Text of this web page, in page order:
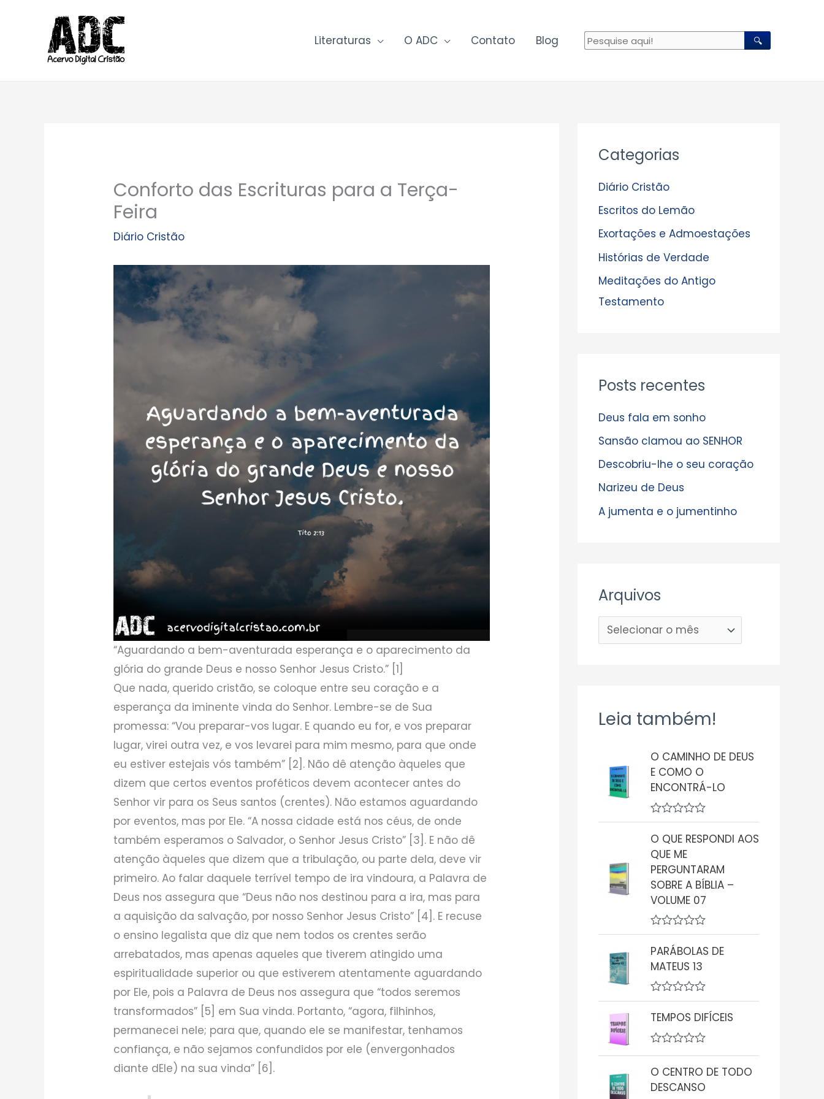
conteúdo
Literaturas O ADC Contato Blog 🔍
Conforto das Escrituras para a Terça-
Feira
Diário Cristão
“Aguardando a bem-aventurada esperança e o aparecimento da
glória do grande Deus e nosso Senhor Jesus Cristo.” [1]
Que nada, querido cristão, se coloque entre seu coração e a
esperança da iminente vinda do Senhor. Lembre-se de Sua
promessa: “Vou preparar-vos lugar. E quando eu for, e vos preparar
lugar, virei outra vez, e vos levarei para mim mesmo, para que onde
eu estiver estejais vós também” [2]. Não dê atenção àqueles que
dizem que certos eventos proféticos devem acontecer antes do
Senhor vir para os Seus santos (crentes). Não estamos aguardando
por eventos, mas por Ele. “A nossa cidade está nos céus, de onde
também esperamos o Salvador, o Senhor Jesus Cristo” [3]. E não dê
atenção àqueles que dizem que a tribulação, ou parte dela, deve vir
primeiro. Ao falar daquele terrível tempo de ira vindoura, a Palavra de
Deus nos assegura que “Deus não nos destinou para a ira, mas para
a aquisição da salvação, por nosso Senhor Jesus Cristo” [4]. E recuse
o ensino legalista que diz que nem todos os crentes serão
arrebatados, mas apenas aqueles que tiverem atingido uma
espiritualidade superior ou que estiverem atentamente aguardando
por Ele, pois a Palavra de Deus nos assegura que “todos seremos
transformados” [5] em Sua vinda. Portanto, “agora, filhinhos,
permanecei nele; para que, quando ele se manifestar, tenhamos
confiança, e não sejamos confundidos por ele (envergonhados
diante dEle) na sua vinda” [6].
Categorias
Diário Cristão
Escritos do Lemão
Exortações e Admoestações
Histórias de Verdade
Meditações do Antigo
Testamento
Posts recentes
Deus fala em sonho
Sansão clamou ao SENHOR
Descobriu-lhe o seu coração
Narizeu de Deus
A jumenta e o jumentinho
Arquivos
r
u
i
v
o
s
Leia também!
O CAMINHO DE DEUS
E COMO O
ENCONTRÁ-LO
A
v
a
l
i
a
ç
ã
o
0
d
e
5
O QUE RESPONDI AOS
QUE ME
PERGUNTARAM
SOBRE A BÍBLIA –
VOLUME 07
A
v
a
l
a
o
d
PARÁBOLAS DE
MATEUS 13
A
v
a
i
a
ã
o
TEMPOS DIFÍCEIS
a
l
i
O CENTRO DE TODO
DESCANSO